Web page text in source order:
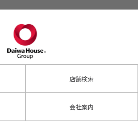
店舗検索
会社案内